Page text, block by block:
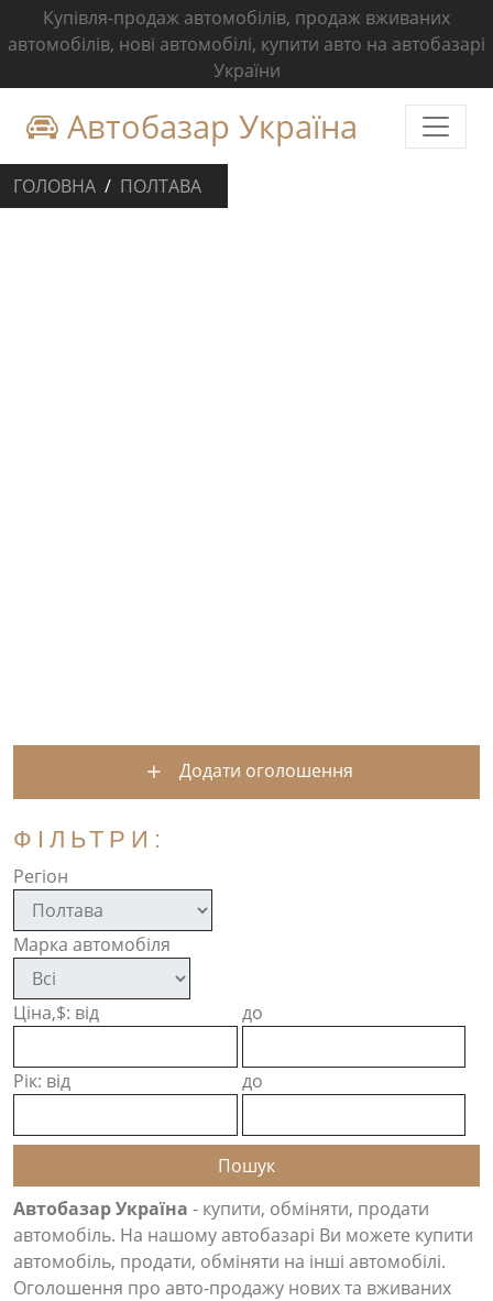
Купівля-продаж автомобілів, продаж вживаних
автомобілів, нові автомобілі, купити авто на автобазарі
України
Автобазар Україна
ГОЛОВНА ПОЛТАВА
Додати оголошення
ФІЛЬТРИ:
Регіон
Марка автомобіля
Ціна,$: від до
Рік: від до
Автобазар Україна - купити, обміняти, продати
автомобіль. На нашому автобазарі Ви можете купити
автомобіль, продати, обміняти на інші автомобілі.
Оголошення про авто-продажу нових та вживаних